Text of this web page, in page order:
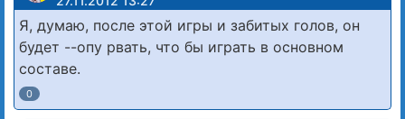
Я, думаю, после этой игры и забитых голов, он
будет --опу рвать, что бы играть в основном
составе.
0